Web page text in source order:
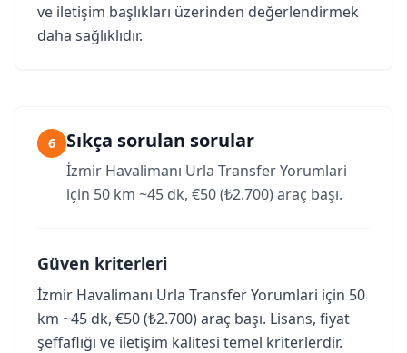
ve iletişim başlıkları üzerinden değerlendirmek
daha sağlıklıdır.
6 Sıkça sorulan sorular
İzmir Havalimanı Urla Transfer Yorumlari
için 50 km ~45 dk, €50 (₺2.700) araç başı.
Güven kriterleri
İzmir Havalimanı Urla Transfer Yorumlari için 50
km ~45 dk, €50 (₺2.700) araç başı. Lisans, fiyat
şeffaflığı ve iletişim kalitesi temel kriterlerdir.